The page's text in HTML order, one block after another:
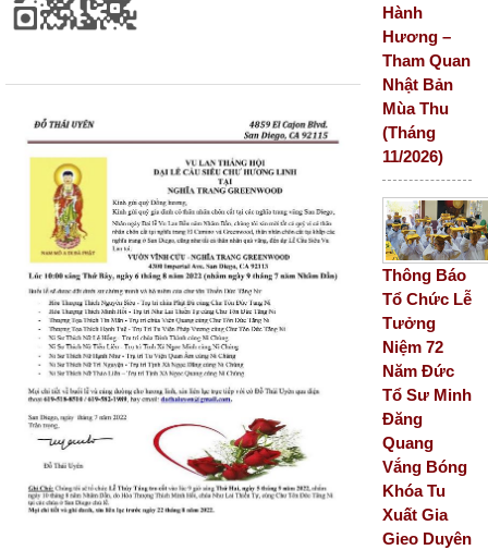
Hành
Hương –
Tham Quan
Nhật Bản
Mùa Thu
(Tháng
11/2026)
Thông Báo
Tổ Chức Lễ
Tưởng
Niệm 72
Năm Đức
Tổ Sư Minh
Đăng
Quang
Vắng Bóng
Khóa Tu
Xuất Gia
Gieo Duyên